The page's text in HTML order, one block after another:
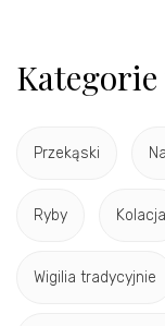
Przekąski
Ryby Kolacja
Wigilia tradycyjnie